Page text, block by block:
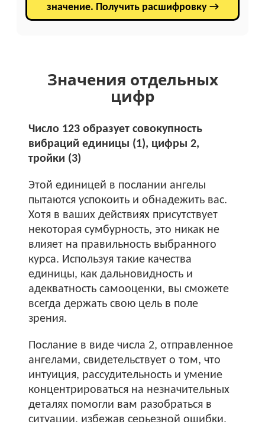
значение. Получить расшифровку →
Значения отдельных
цифр
Число 123 образует совокупность
вибраций единицы (1), цифры 2,
тройки (3)
Этой единицей в послании ангелы
пытаются успокоить и обнадежить вас.
Хотя в ваших действиях присутствует
некоторая сумбурность, это никак не
влияет на правильность выбранного
курса. Используя такие качества
единицы, как дальновидность и
адекватность самооценки, вы сможете
всегда держать свою цель в поле
зрения.
Послание в виде числа 2, отправленное
ангелами, свидетельствует о том, что
интуиция, рассудительность и умение
концентрироваться на незначительных
деталях помогли вам разобраться в
ситуации, избежав серьезной ошибки.